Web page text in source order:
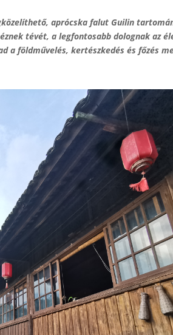
aprócska falut Guilin
tévét, a legfontosabb dolognak az
a földművelés, kertészkedés és főzés